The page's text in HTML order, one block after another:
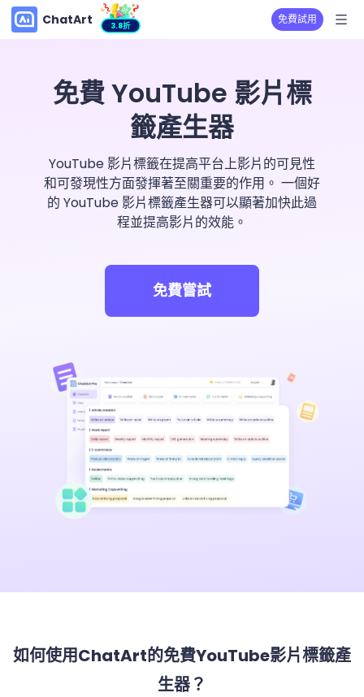
ChatArt 3.8折 免費試用
免費 YouTube 影片標
籤產生器
YouTube 影片標籤在提高平台上影片的可見性
和可發現性方面發揮著至關重要的作用。 一個好
的 YouTube 影片標籤產生器可以顯著加快此過
程並提高影片的效能。
免費嘗試
如何使用ChatArt的免費YouTube影片標籤產
生器？